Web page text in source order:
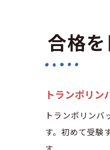
合格
トランポリ
トランポリン
す。初めて受験